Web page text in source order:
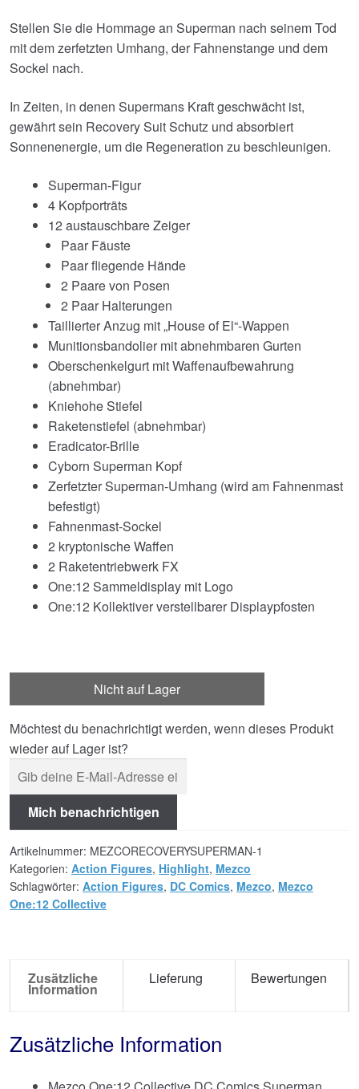
Stellen Sie die Hommage an Superman nach seinem Tod
mit dem zerfetzten Umhang, der Fahnenstange und dem
Sockel nach.
In Zeiten, in denen Supermans Kraft geschwächt ist,
gewährt sein Recovery Suit Schutz und absorbiert
Sonnenenergie, um die Regeneration zu beschleunigen.
Superman-Figur
4 Kopfporträts
12 austauschbare Zeiger
Paar Fäuste
Paar fliegende Hände
2 Paare von Posen
2 Paar Halterungen
Taillierter Anzug mit „House of El“-Wappen
Munitionsbandolier mit abnehmbaren Gurten
Oberschenkelgurt mit Waffenaufbewahrung
(abnehmbar)
Kniehohe Stiefel
Raketenstiefel (abnehmbar)
Eradicator-Brille
Cyborn Superman Kopf
Zerfetzter Superman-Umhang (wird am Fahnenmast
befestigt)
Fahnenmast-Sockel
2 kryptonische Waffen
2 Raketentriebwerk FX
One:12 Sammeldisplay mit Logo
One:12 Kollektiver verstellbarer Displaypfosten
Nicht auf Lager
Möchtest du benachrichtigt werden, wenn dieses Produkt
wieder auf Lager ist?
Mich benachrichtigen
Artikelnummer: MEZCORECOVERYSUPERMAN-1
Kategorien: Action Figures, Highlight, Mezco
Schlagwörter: Action Figures, DC Comics, Mezco, Mezco
One:12 Collective
Zusätzliche
Information
Lieferung Bewertungen
Zusätzliche Information